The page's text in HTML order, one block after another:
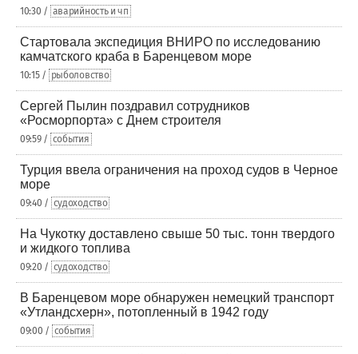
10:30 / аварийность и чп
Стартовала экспедиция ВНИРО по исследованию
камчатского краба в Баренцевом море
10:15 / рыболовство
Сергей Пылин поздравил сотрудников
«Росморпорта» с Днем строителя
09:59 / события
Турция ввела ограничения на проход судов в Черное
море
09:40 / судоходство
На Чукотку доставлено свыше 50 тыс. тонн твердого
и жидкого топлива
09:20 / судоходство
В Баренцевом море обнаружен немецкий транспорт
«Утландсхерн», потопленный в 1942 году
09:00 / события